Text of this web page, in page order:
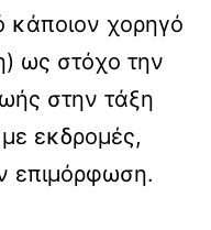
κάποιον χορηγό
ως στόχο την
στην τάξη
εκδρομές,
επιμόρφωση.